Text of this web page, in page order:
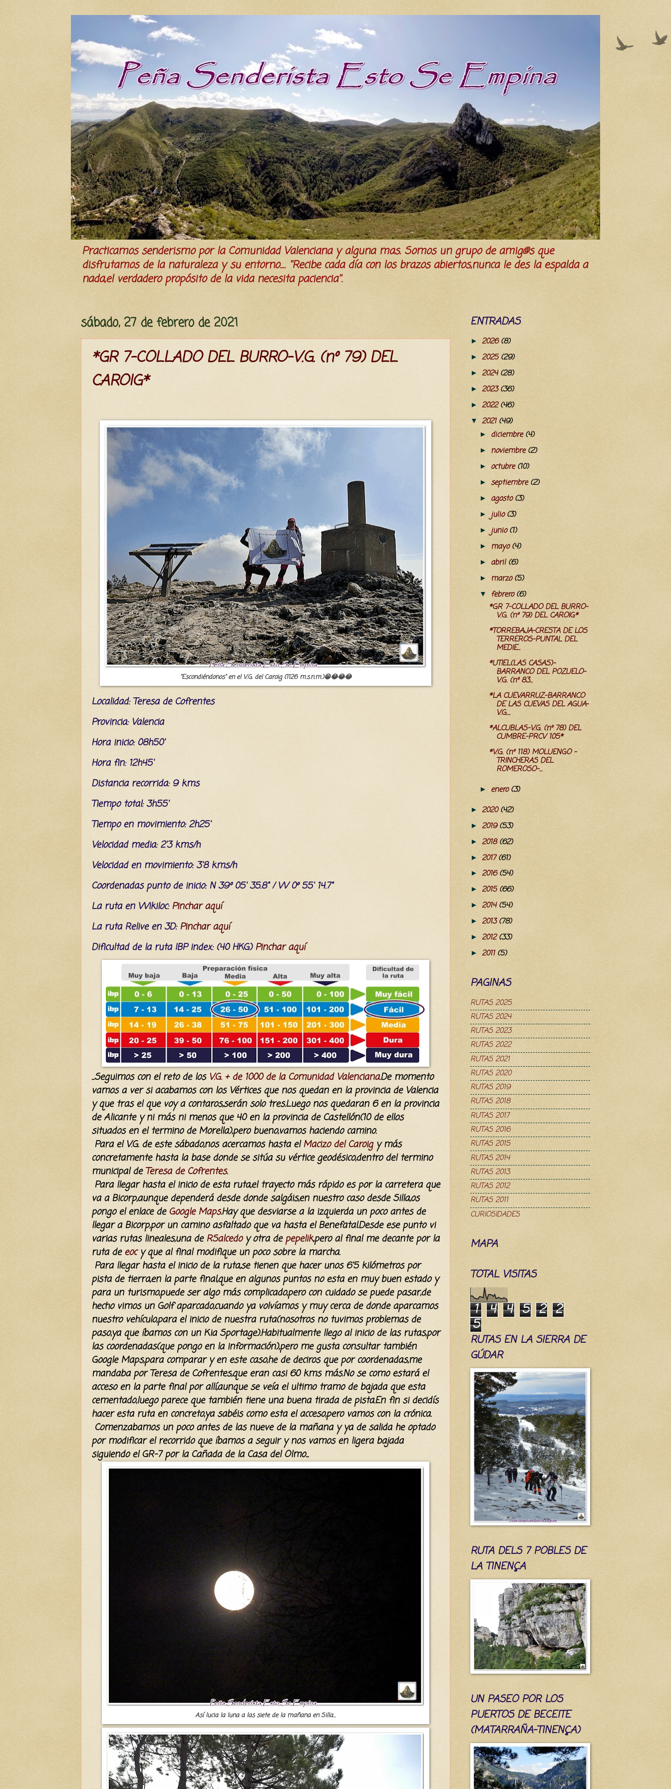
Practicamos senderismo por la Comunidad Valenciana y alguna mas. Somos un grupo de amig@s que
disfrutamos de la naturaleza y su entorno.... ''Recibe cada día con los brazos abiertos,nunca le des la espalda a
nada,el verdadero propósito de la vida necesita paciencia''.
sábado, 27 de febrero de 2021
*GR 7-COLLADO DEL BURRO-V.G. (nº 79) DEL
CAROIG*
"Escondiéndonos" en el V.G. del Caroig (1126 m.s.n.m.)😁😂😂😂
Localidad: Teresa de Cofrentes
Provincia: Valencia
Hora inicio: 08h50'
Hora fin: 12h45'
Distancia recorrida: 9 kms
Tiempo total: 3h55'
Tiempo en movimiento: 2h25'
Velocidad media: 2'3 kms/h
Velocidad en movimiento: 3'8 kms/h
Coordenadas punto de inicio: N 39º 05' 35.8" / W 0º 55' 14.7"
La ruta en Wikiloc: Pinchar aquí
La ruta Relive en 3D: Pinchar aquí
Dificultadde la ruta IBP index: (40 HKG) Pinchar aquí
...Seguimos con el reto de los V.G. + de 1000 de la Comunidad Valenciana.De momento
vamos a ver si acabamos con los Vértices que nos quedan en la provincia de Valencia
y que tras el que voy a contaros,serán solo tres.Luego nos quedaran 6 en la provincia
de Alicante y ni más ni menos que 40 en la provincia de Castellón(10 de ellos
situados en el termino de Morella),pero bueno,vamos haciendo camino.
Para el V.G. de este sábado,nos acercamos hasta elMacizo del Caroigy más
concretamente hasta la base donde se sitúa su vértice geodésico,dentro del termino
municipal deTeresa de Cofrentes.
Para llegar hasta el inicio de esta ruta,el trayecto más rápido es por la carretera que
va a Bicorp,aunque dependerá desde donde salgáis,en nuestro caso desde Silla,os
pongo el enlace deGoogle Maps.Hay que desviarse a la izquierda un poco antes de
llegar a Bicorp,por un camino asfaltado que va hasta el Benefatal.Desde ese punto vi
varias rutas lineales,una de RSalcedoy otra depepelik,pero al final me decante por la
ruta deeocy que al final modifique un poco sobre la marcha.
Para llegar hasta el inicio de la ruta,se tienen que hacer unos 6'5 kilómetros por
pista de tierra,en la parte final,que en algunos puntos no esta en muy buen estado y
para un turismo,puede ser algo más complicado,pero con cuidado se puede pasar,de
hecho vimos un Golf aparcado,cuando ya volvíamos y muy cerca de donde aparcamos
nuestro vehículo,para el inicio de nuestra ruta(nosotros no tuvimos problemas de
paso,ya que íbamos con un Kia Sportage).Habitualmente llego al inicio de las rutas,por
las coordenadas(que pongo en la información),pero me gusta consultar también
Google Maps,para comparar y en este caso,he de deciros que por coordenadas,me
mandaba por Teresa de Cofrentes,que eran casi 60 kms más.No se como estará el
acceso en la parte final por allí,aunque se veía el ultimo tramo de bajada que esta
cementado,luego parece que también tiene una buena tirada de pista.En fin si decidís
hacer esta ruta en concreto,ya sabéis como esta el acceso,pero vamos con la crónica.
Comenzabamos un poco antes de las nueve de la mañana y ya de salida he optado
por modificar el recorrido que íbamos a seguir y nos vamos en ligera bajada
siguiendo el GR-7 por la Cañada de la Casa del Olmo...
Así lucia la luna a las siete de la mañana en Silla...
ENTRADAS
► 2026(8)
► 2025(29)
► 2024(28)
► 2023(36)
► 2022(46)
▼ 2021 (49)
► diciembre(4)
► noviembre(2)
► octubre(10)
► septiembre(2)
► agosto(3)
► julio(3)
► junio(1)
► mayo(4)
► abril(6)
► marzo(5)
▼ febrero(6)
*GR 7-COLLADO DEL BURRO-
V.G. (nº 79) DEL CAROIG*
*TORREBAJA-CRESTA DE LOS
TERREROS-PUNTAL DEL
MEDIE...
*UTIEL(LAS CASAS)-
BARRANCO DEL POZUELO-
V.G. (nº 83...
*LA CUEVARRUZ-BARRANCO
DE LAS CUEVAS DEL AGUA-
V.G....
*ALCUBLAS-V.G. (nº 78) DEL
CUMBRE-PRCV 105*
*V.G. (nº 118) MOLUENGO -
TRINCHERAS DEL
ROMEROSO-...
► enero(3)
► 2020(42)
► 2019(53)
► 2018(62)
► 2017(61)
► 2016(54)
► 2015(66)
► 2014(54)
► 2013(78)
► 2012(33)
► 2011 (5)
PAGINAS
RUTAS 2025
RUTAS 2024
RUTAS 2023
RUTAS 2022
RUTAS 2021
RUTAS 2020
RUTAS 2019
RUTAS 2018
RUTAS 2017
RUTAS 2016
RUTAS 2015
RUTAS 2014
RUTAS 2013
RUTAS 2012
RUTAS 2011
CURIOSIDADES
MAPA
TOTAL VISITAS
1 4 4 5 2 2
5
RUTAS EN LA SIERRA DE
GÚDAR
RUTA DELS 7 POBLES DE
LA TINENÇA
UN PASEO POR LOS
PUERTOS DE BECEITE
(MATARRAÑA-TINENÇA)